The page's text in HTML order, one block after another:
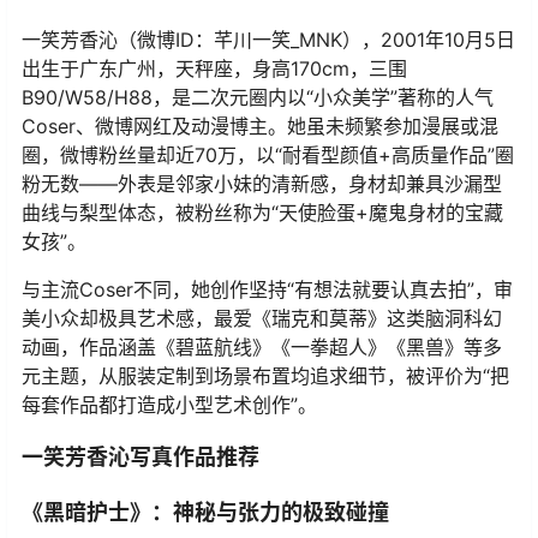
一笑芳香沁（微博ID：芊川一笑_MNK），2001年10月5日
出生于广东广州，天秤座，身高170cm，三围
B90/W58/H88，是二次元圈内以“小众美学”著称的人气
Coser、微博网红及动漫博主。她虽未频繁参加漫展或混
圈，微博粉丝量却近70万，以“耐看型颜值+高质量作品”圈
粉无数——外表是邻家小妹的清新感，身材却兼具沙漏型
曲线与梨型体态，被粉丝称为“天使脸蛋+魔鬼身材的宝藏
女孩”。
与主流Coser不同，她创作坚持“有想法就要认真去拍”，审
美小众却极具艺术感，最爱《瑞克和莫蒂》这类脑洞科幻
动画，作品涵盖《碧蓝航线》《一拳超人》《黑兽》等多
元主题，从服装定制到场景布置均追求细节，被评价为“把
每套作品都打造成小型艺术创作”。
一笑芳香沁写真作品推荐
《黑暗护士》：神秘与张力的极致碰撞